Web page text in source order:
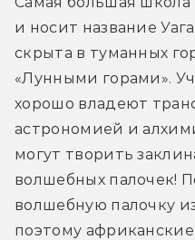
и носит название
скрыта в туманных
«Лунными горами».
хорошо владеют
астрономией и
могут творить
волшебных палочек!
волшебную палочку
поэтому